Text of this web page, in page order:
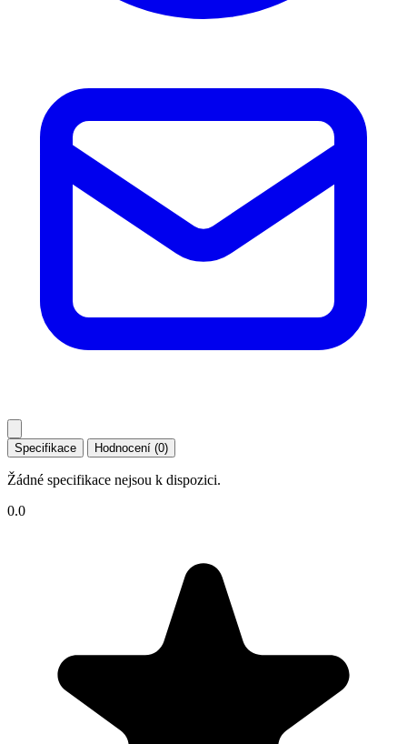
Specifikace Hodnocení (0)
Žádné specifikace nejsou k dispozici.
0.0